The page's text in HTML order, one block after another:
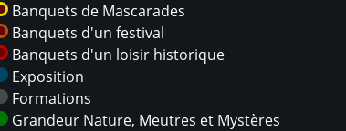
Banquets de Mascarades
Banquets d'un festival
Banquets d'un loisir historique
Exposition
Formations
Grandeur Nature, Meutres et Mystères